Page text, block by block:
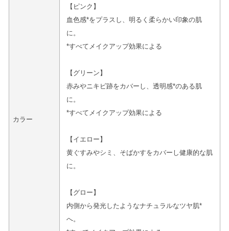
カラー
【ピンク】
血色感*をプラスし、明るく柔らかい印象の肌
に。
*すべてメイクアップ効果による
【グリーン】
赤みやニキビ跡をカバーし、透明感*のある肌
に。
*すべてメイクアップ効果による
【イエロー】
黄ぐすみやシミ、そばかすをカバーし健康的な肌
に。
【グロー】
内側から発光したようなナチュラルなツヤ肌*
へ。